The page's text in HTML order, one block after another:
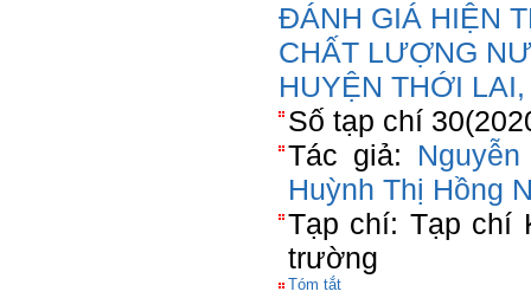
ĐÁNH GIÁ HIỆN
CHẤT LƯỢNG
HUYỆN THỚI
Số tạp chí
Tác giả:
Huỳnh Thị Hồng
Tạp chí: Tạp chí
trường
Tóm tắt